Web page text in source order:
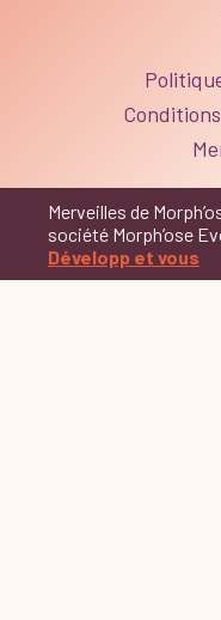
Merveilles de
société Morph’ose
Développ et vous